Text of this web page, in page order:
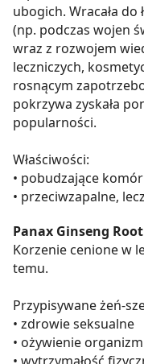
ubogich. Wracała do
(np. podczas wojen
wraz z rozwojem
leczniczych,
rosnącym
pokrzywa zyskała
popularności.
Właściwości:
• pobudzające
• przeciwzapalne,
Panax Ginseng
Korzenie cenione w
temu.
Przypisywane żeń-
• zdrowie seksualne
• ożywienie